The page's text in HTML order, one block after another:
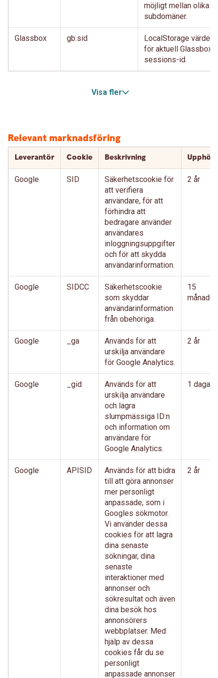
möjligt mellan olika
subdomäner.
Glassbox gb.sid
LocalStorage värde
för aktuell Glassbox-
sessions-id.
Visa fler
Relevant marknadsföring
Leverantör Cookie Beskrivning Upphör
Google SID
Säkerhetscookie för
att verifiera
användare, för att
förhindra att
bedragare använder
användares
inloggningsuppgifter
och för att skydda
användarinformation.
2 år
Google SIDCC
Säkerhetscookie
som skyddar
användarinformation
från obehöriga.
15
månader
Google _ga
Används för att
urskilja användare
för Google Analytics.
2 år
Google _gid
Används för att
urskilja användare
och lagra
slumpmässiga ID:n
och information om
användare för
Google Analytics.
1 dagar
Google APISID
Används för att bidra
till att göra annonser
mer personligt
anpassade, som i
Googles sökmotor.
Vi använder dessa
cookies för att lagra
dina senaste
sökningar, dina
senaste
interaktioner med
annonser och
sökresultat och även
dina besök hos
annonsörers
webbplatser. Med
hjälp av dessa
cookies får du se
personligt
anpassade annonser
2 år